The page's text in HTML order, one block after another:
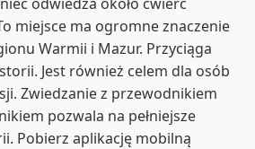
miejsce ma ogromne znaczenie
Warmii i Mazur. Przyciąga
Jest również celem dla osób
Zwiedzanie z przewodnikiem
pozwala na pełniejsze
Pobierz aplikację mobilną